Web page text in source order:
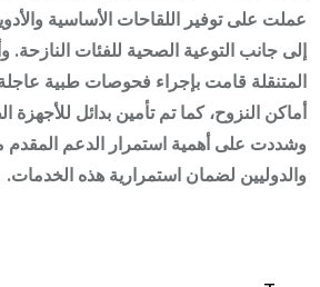
عملت على توفير اللقاحات الأساسية
إلى جانب التوعية الصحية للفئات النازحة.
المتنقلة قامت بإجراء فحوصات طبية
أماكن النزوح، كما تم تأمين بدائل للأجهزة
وشددت على أهمية استمرار الدعم المقدم
والدوليين لضمان استمرارية هذه الخدمات.